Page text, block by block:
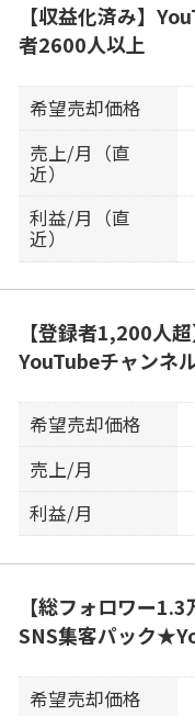
【収益化済み】
者2600人以上
希望売却価格
売上/月（直
近）
利益/月（直
近）
【登録者1,200人
YouTubeチャンネ
希望売却価格
売上/月
利益/月
【総フォロワー
SNS集客パック
希望売却価格